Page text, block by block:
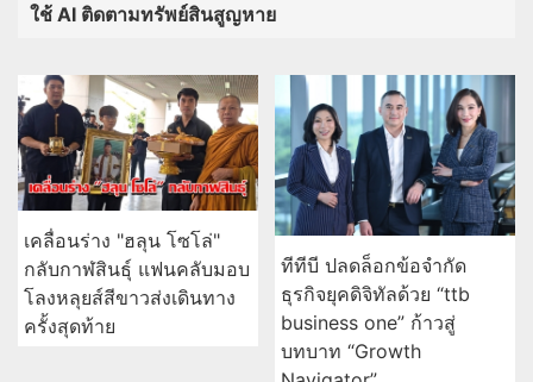
ใช้ AI ติดตามทรัพย์สินสูญหาย
เคลื่อนร่าง "ฮลุน โซโล่"
กลับกาฬสินธุ์ แฟนคลับมอบ
โลงหลุยส์สีขาวส่งเดินทาง
ครั้งสุดท้าย
ทีทีบี ปลดล็อกข้อจำกัด
ธุรกิจยุคดิจิทัลด้วย “ttb
business one” ก้าวสู่
บทบาท “Growth